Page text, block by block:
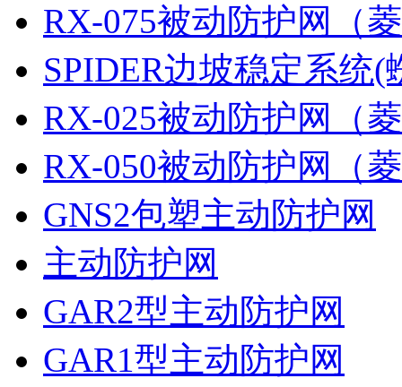
RX-075被动防护网（
SPIDER边坡稳定系统(
RX-025被动防护网（
RX-050被动防护网（
GNS2包塑主动防护网
主动防护网
GAR2型主动防护网
GAR1型主动防护网